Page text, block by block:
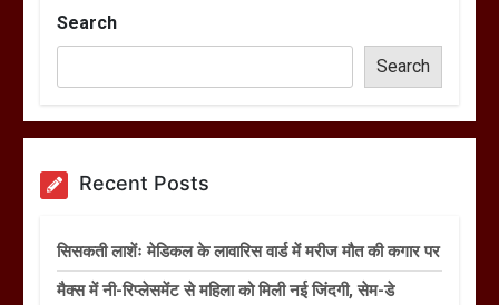
Search
Search
Recent Posts
सिसकती लाशेंः मेडिकल के लावारिस वार्ड में मरीज मौत की कगार पर
मैक्स में नी-रिप्लेसमेंट से महिला को मिली नई जिंदगी, सेम-डे